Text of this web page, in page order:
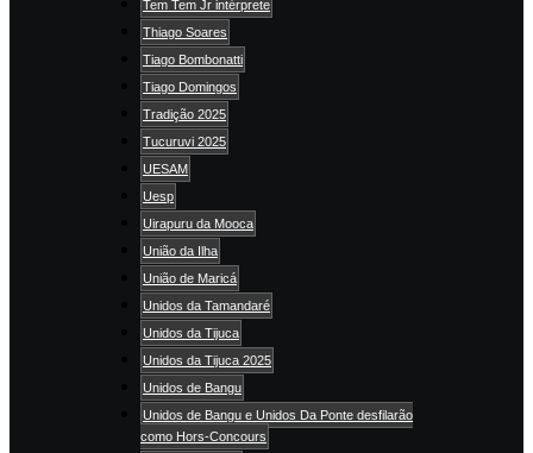
Tem Tem Jr intérprete
Thiago Soares
Tiago Bombonatti
Tiago Domingos
Tradição 2025
Tucuruvi 2025
UESAM
Uesp
Uirapuru da Mooca
União da Ilha
União de Maricá
Unidos da Tamandaré
Unidos da Tijuca
Unidos da Tijuca 2025
Unidos de Bangu
Unidos de Bangu e Unidos Da Ponte desfilarão
como Hors-Concours